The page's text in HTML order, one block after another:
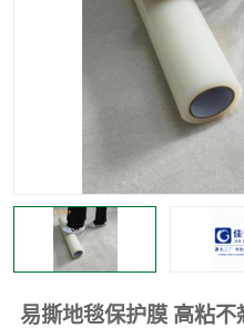
易撕地毯保护膜 高粘
不绣钢板保护膜
窗缝阻风胶带
不锈钢板保护膜